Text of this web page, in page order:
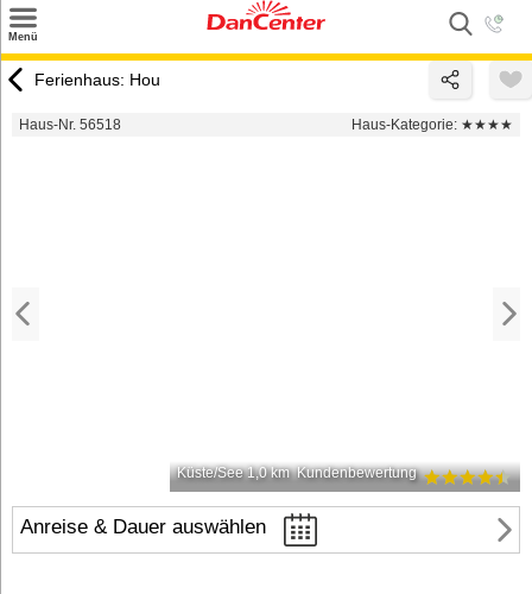
Menü
Urlaubsziele
Ferienhaus: Hou
Haus-Nr. 56518 Haus-Kategorie: ★★★★
Küste/See 1,0 km Kundenbewertung
Anreise & Dauer auswählen